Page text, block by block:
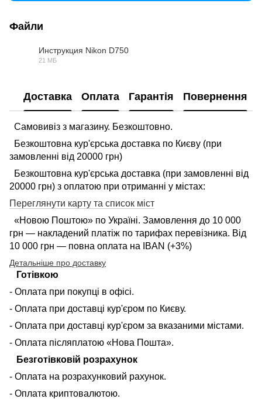
Файли
Инструкция Nikon D750
21 МБ
Доставка Оплата Гарантія Повернення
Самовивіз з магазину. Безкоштовно.
Безкоштовна кур'єрська доставка по Києву (при
замовленні від 20000 грн)
Безкоштовна кур'єрська доставка (при замовленні від
20000 грн) з оплатою при отриманні у містах:
Переглянути карту та список міст
«Новою Поштою» по Україні. Замовлення до 10 000
грн — накладений платіж по тарифах перевізника. Від
10 000 грн — повна оплата на IBAN (+3%)
Детальніше про доставку
Готівкою
- Оплата при покупці в офісі.
- Оплата при доставці кур'єром по Києву.
- Оплата при доставці кур'єром за вказаними містами.
- Оплата післяплатою «Нова Пошта».
Безготівковій розрахунок
- Оплата на розрахунковий рахунок.
- Оплата криптовалютою.